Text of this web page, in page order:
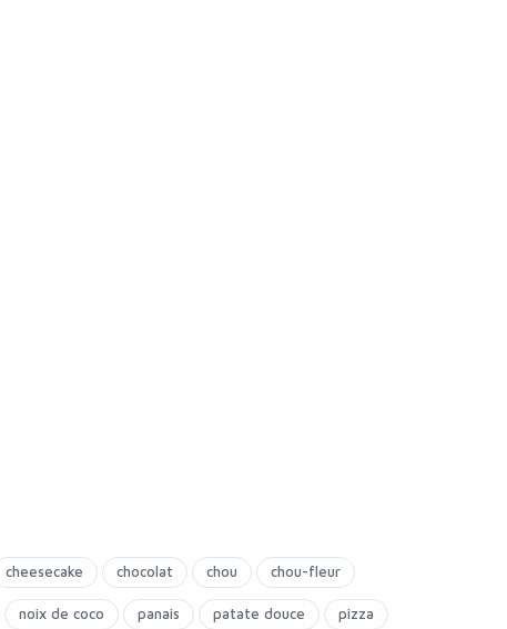
cheesecake chocolat chou chou-fleur
noix de coco panais patate douce pizza